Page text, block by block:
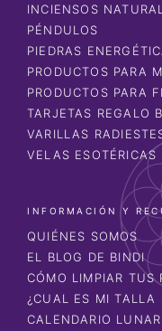
INCIENSOS
PÉNDULOS
PIEDRAS
PRODUCTOS PARA
PRODUCTOS PARA
TARJETAS REGALO
VARILLAS
VELAS ESOTÉRICAS
INFORMACIÓN Y
QUIÉNES SOMOS
EL BLOG DE BINDI
CÓMO LIMPIAR TUS
¿CUAL ES MI TALLA
CALENDARIO LUNAR